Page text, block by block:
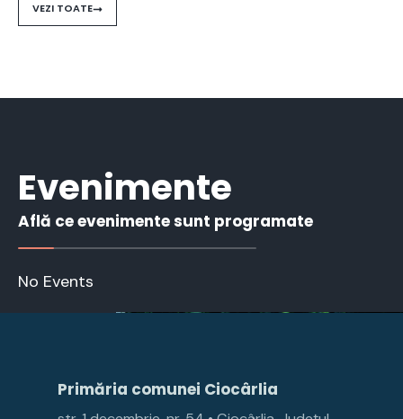
VEZI TOATE
Evenimente
Află ce evenimente sunt programate
No Events
Primăria comunei Ciocârlia